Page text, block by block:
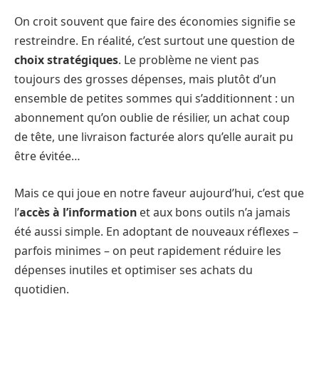
On croit souvent que faire des économies signifie se
restreindre. En réalité, c’est surtout une question de
choix stratégiques. Le problème ne vient pas
toujours des grosses dépenses, mais plutôt d’un
ensemble de petites sommes qui s’additionnent : un
abonnement qu’on oublie de résilier, un achat coup
de tête, une livraison facturée alors qu’elle aurait pu
être évitée…
Mais ce qui joue en notre faveur aujourd’hui, c’est que
l’accès à l’information et aux bons outils n’a jamais
été aussi simple. En adoptant de nouveaux réflexes –
parfois minimes – on peut rapidement réduire les
dépenses inutiles et optimiser ses achats du
quotidien.